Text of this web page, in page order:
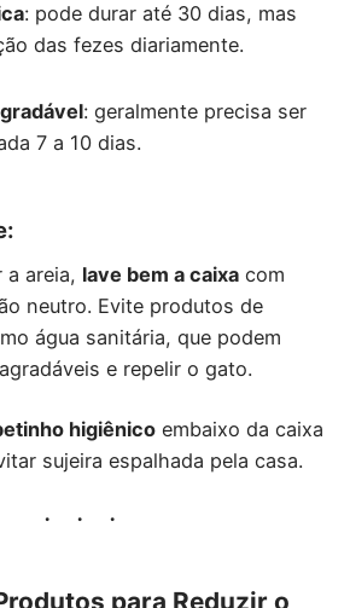
: pode durar até 30 dias, mas
das fezes diariamente.
: geralmente precisa ser
7 a 10 dias.
a areia, lave bem a caixacom
neutro. Evite produtos de
água sanitária, que podem
e repelir o gato.
higiênicoembaixo da caixa
sujeira espalhada pela casa.
para Reduzir o